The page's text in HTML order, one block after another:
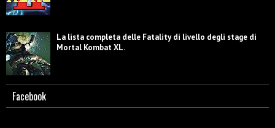
La lista completa delle Fatality di livello degli stage di
Mortal Kombat XL.
Facebook